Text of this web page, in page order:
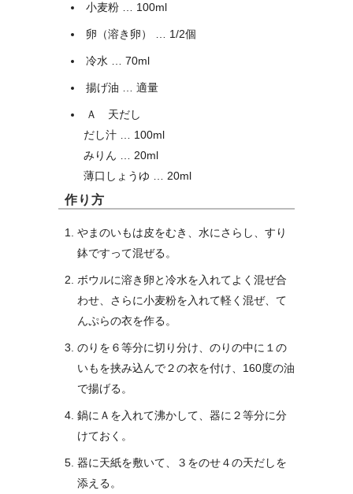
小麦粉 … 100ml
卵（溶き卵） … 1/2個
冷水 … 70ml
揚げ油 … 適量
Ａ 天だし
だし汁 … 100ml
みりん … 20ml
薄口しょうゆ … 20ml
作り方
やまのいもは皮をむき、水にさらし、すり
鉢ですって混ぜる。
ボウルに溶き卵と冷水を入れてよく混ぜ合
わせ、さらに小麦粉を入れて軽く混ぜ、て
んぷらの衣を作る。
のりを６等分に切り分け、のりの中に１の
いもを挟み込んで２の衣を付け、160度の油
で揚げる。
鍋にＡを入れて沸かして、器に２等分に分
けておく。
器に天紙を敷いて、３をのせ４の天だしを
添える。